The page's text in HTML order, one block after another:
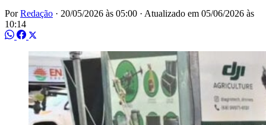
PorRedação · 20/05/2026 às 05:00 · Atualizado em 05/06/2026 às
10:14